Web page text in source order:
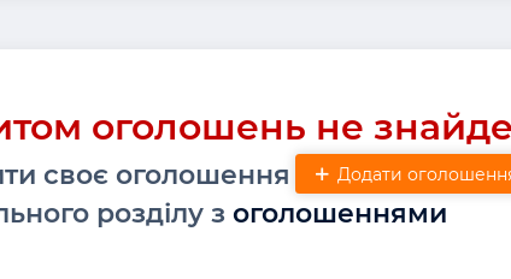
оголошень не
своє оголошення Додати
розділу з оголошеннями